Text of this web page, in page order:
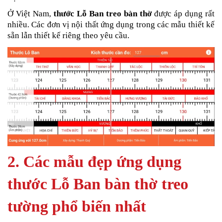
Ở Việt Nam, thước Lỗ Ban treo bàn thờ được áp dụng rất
nhiều. Các đơn vị nội thất ứng dụng trong các mẫu thiết kế
sẵn lẫn thiết kế riêng theo yêu cầu.
2. Các mẫu đẹp ứng dụng
thước Lỗ Ban bàn thờ treo
tường phổ biến nhất